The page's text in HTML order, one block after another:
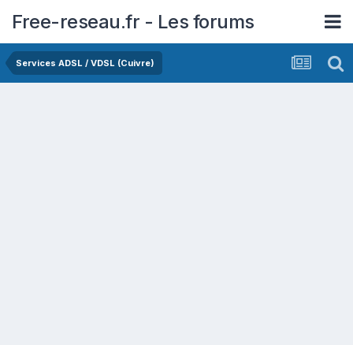
Free-reseau.fr - Les forums
Services ADSL / VDSL (Cuivre)